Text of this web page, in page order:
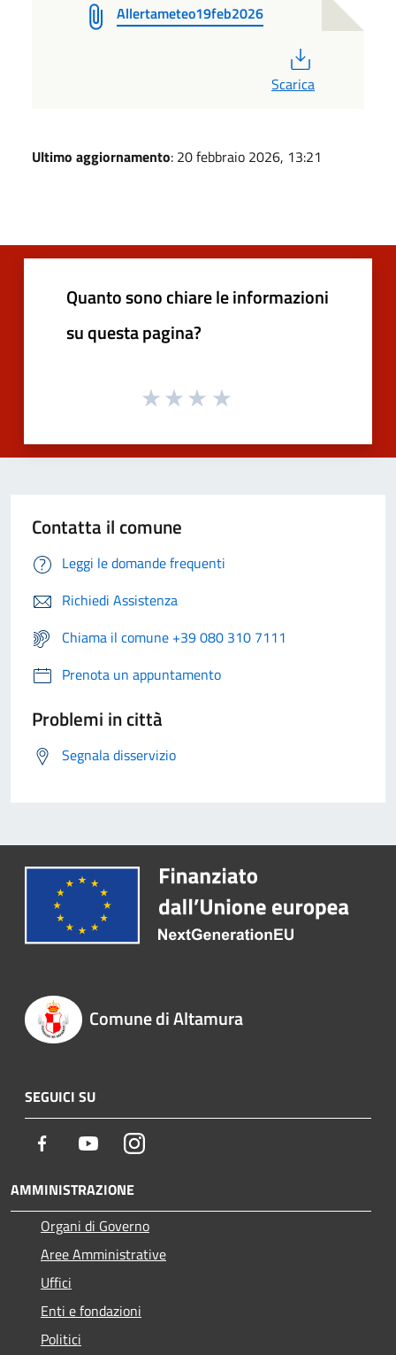
Allertameteo19feb2026
Scarica
Ultimo aggiornamento: 20 febbraio 2026, 13:21
Quanto sono chiare le informazioni
su questa pagina?
Contatta il comune
Leggi le domande frequenti
Richiedi Assistenza
Chiama il comune +39 080 310 7111
Prenota un appuntamento
Problemi in città
Segnala disservizio
Comune di Altamura
SEGUICI SU
Facebook YoutubeInstagram
AMMINISTRAZIONE
Organi di Governo
Aree Amministrative
Uffici
Enti e fondazioni
Politici